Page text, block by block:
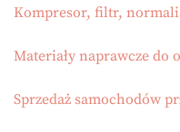
Kompresor, filtr,
Materiały naprawcze do
Sprzedaż samochodów